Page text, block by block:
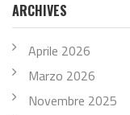
ARCHIVES
Aprile 2026
Marzo 2026
Novembre 2025